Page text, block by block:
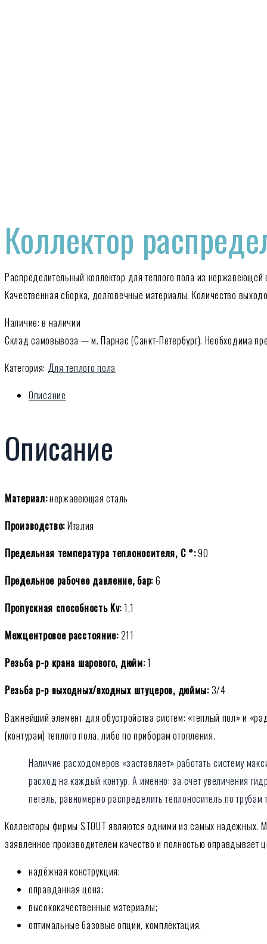
Коллектор
Распределительный коллектор для теплого пола из
Качественная сборка, долговечные материалы. Количество
Наличие: в наличии
Склад самовывоза — м. Парнас (Санкт-Петербург). Необходима
Категория: Для теплого пола
Описание
Описание
Материал:нержавеющая сталь
Производство:Италия
Предельная температура теплоносителя, С °:90
Предельное рабочее давление, бар:6
Пропускная способность Kv:1,1
Межцентровое расстояние:211
Резьба р-р крана шарового, дюйм:1
Резьба р-р выходных/входных штуцеров, дюймы:3/4
Важнейший элемент для обустройства систем: «теплый пол» и
(контурам) теплого пола, либо по приборам отопления.
Наличие расходомеров «заставляет» работать систему
расход на каждый контур. А именно: за счет увеличения
петель, равномерно распределить теплоноситель по
Коллекторы фирмы STOUT являются одними из самых надежных.
заявленное производителем качество и полностью оправдывает
надёжная конструкция;
оправданная цена;
высококачественные материалы;
оптимальные базовые опции, комплектация.